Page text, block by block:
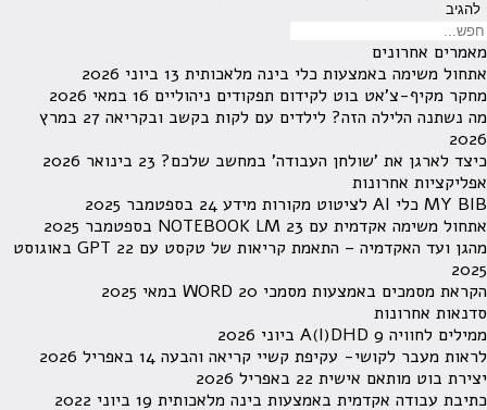
מאמרים אחרונים
אתחול משימה באמצעות כלי בינה מלאכותית 13 ביוני 2026
מחקר מקיף-צ'אט בוט לקידום תפקודים ניהוליים 16 במאי 2026
מה נשתנה הלילה הזה? לילדים עם לקות בקשב ובקריאה
27 במרץ
2026
כיצד לארגן את 'שולחן העבודה' במחשב שלכם? 23 בינואר 2026
אפליקציות אחרונות
MY BIB כלי AI לציטוט מקורות מידע
24 בספטמבר 2025
אתחול משימה אקדמית עם NOTEBOOK LM 23 בספטמבר 2025
מהגן ועד האקדמיה – התאמת קריאות של טקסט עם GPT
22 באוגוסט
2025
הקראת מסמכים באמצעות מסמכי WORD 20 במאי 2025
סדנאות אחרונות
ממילים לחוויה A(I)DHD 9 ביוני 2026
לראות מעבר לקושי- עקיפת קשיי קריאה והבעה 14 באפריל 2026
יצירת בוט מותאם אישית 22 באפריל 2026
כתיבת עבודה אקדמית באמצעות בינה מלאכותית 19 ביוני 2022